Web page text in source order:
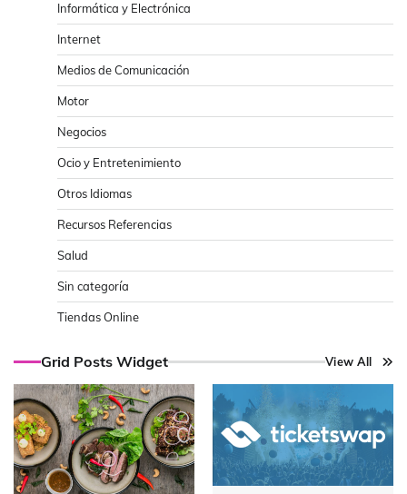
Informática y Electrónica
Internet
Medios de Comunicación
Motor
Negocios
Ocio y Entretenimiento
Otros Idiomas
Recursos Referencias
Salud
Sin categoría
Tiendas Online
Grid Posts Widget View All